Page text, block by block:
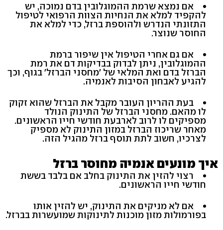
אם נמצא שרמת ההמוגלובין בדם נמוכה, יש
להקפיד למלא את הנחיות הצוות הרפואי לטיפול
התזונתי הנדרש ולהוספת ברזל, כדי למלא את
החוסר שנוצר.
אם גם אחרי הטיפול אין שיפור ברמת
ההמוגלובין, ניתן לבדוק בבדיקות דם את רמת
הברזל בדם ואת המלאי של 'מחסני הברזל' בגוף, וכך
להגיע לאבחון הסיבות לאנמיה.
בעת ההריון העובר מקבל את הברזל שהוא זקוק
לו מהאם. מחסני הברזל של התינוק הנולד
מספיקים לו לרוב לארבעת חודשי חייו הראשונים.
מאחר שריכוז הברזל במזון התינוק לא מספיק
לצרכיו, חשוב לתת תוסף ברזל מהגיל הזה.
איך מונעים אנמיה מחוסר ברזל
רצוי להזין את התינוק בחלב אם בלבד בששת
חודשי חייו הראשונים.
אם לא מניקים את התינוק, יש להזין אותו
בפורמולות מזון מוכנות לתינוקות שמועשרות בברזל.